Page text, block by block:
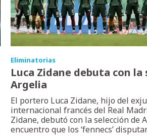
Eliminatorias
Luca Zidane debuta con la
Argelia
El portero Luca Zidane, hijo del
internacional francés del Real
Zidane, debutó con la selección de
encuentro que los ‘fennecs’